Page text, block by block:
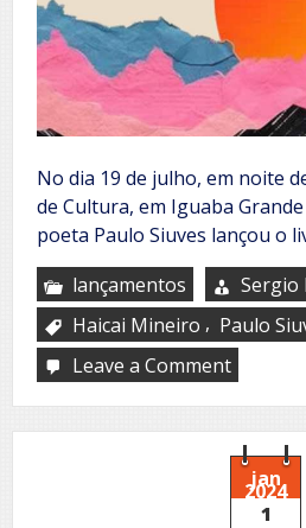
No dia 19 de julho, em noite
de Cultura, em Iguaba
poeta Paulo Siuves lançou o
lançamentos
Sergio
Haicai Mineiro , Paulo
Leave a Commenton
de
Paulo
Siuves
jan
2024
1